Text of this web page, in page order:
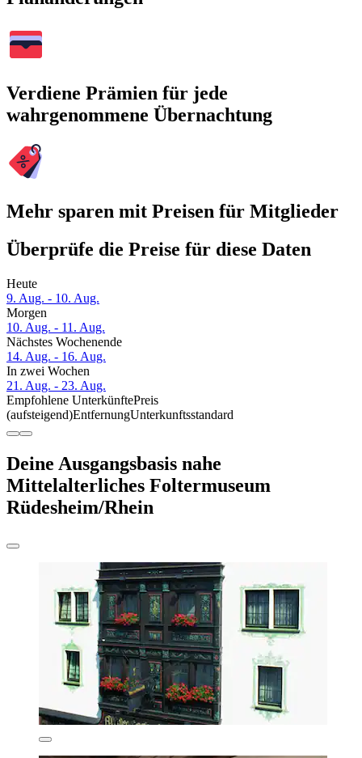
Verdiene Prämien für jede
wahrgenommene Übernachtung
Mehr sparen mit Preisen für Mitglieder
Überprüfe die Preise für diese Daten
Heute
9. Aug. - 10. Aug.
Morgen
10. Aug. - 11. Aug.
Nächstes Wochenende
14. Aug. - 16. Aug.
In zwei Wochen
21. Aug. - 23. Aug.
Empfohlene UnterkünftePreis
(aufsteigend)EntfernungUnterkunftsstandard
Deine Ausgangsbasis nahe
Mittelalterliches Foltermuseum
Rüdesheim/Rhein